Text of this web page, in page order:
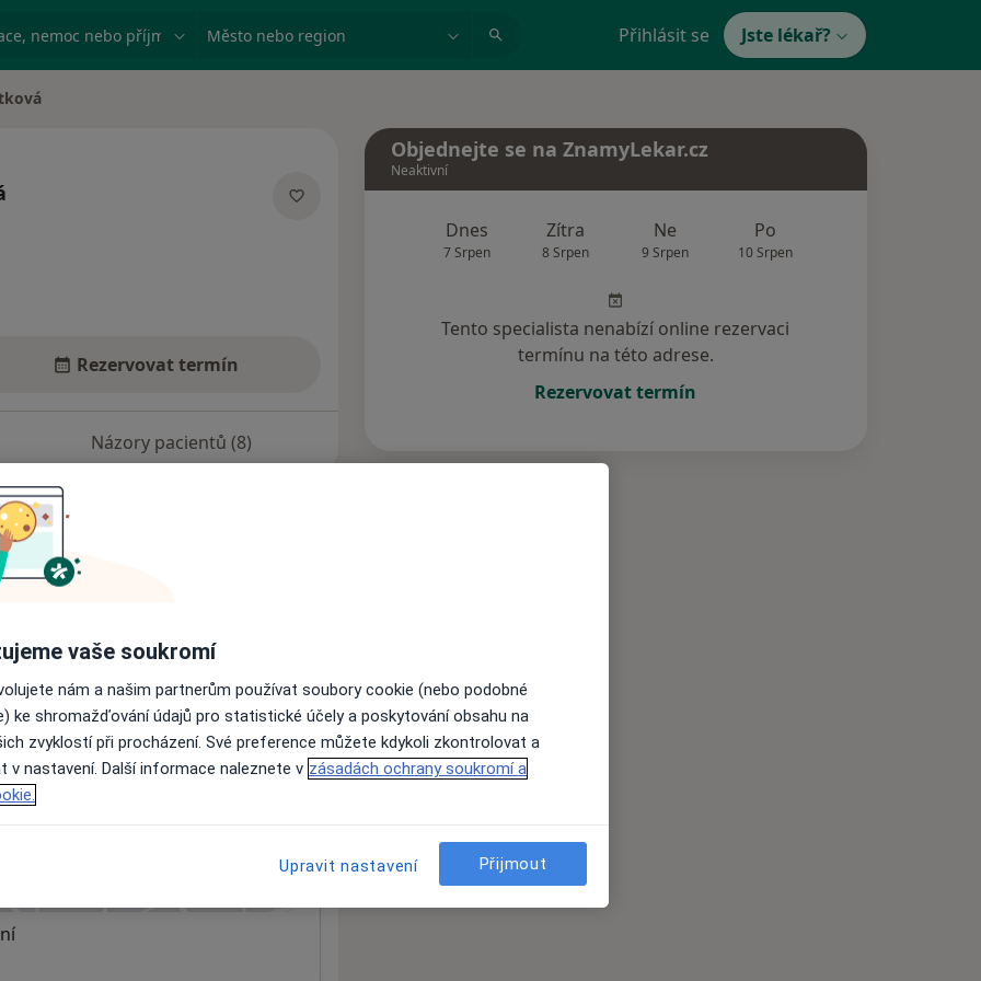
nemoc nebo příjmení Město nebo region Přihlásit se Jste lékař?
Rezervovat termín
Názory pacientů (8)
nejsou k dispozici
informace o svých službách.
Objednejte se na ZnamyLekar.cz
Neaktivní
Dnes
7 Srpen
Zítra
8 Srpen
Ne
9 Srpen
Po
10 Srpen
Tento specialista nenabízí online rezervaci
termínu na této adrese.
Rezervovat termín
vaše soukromí
nám a našim partnerům používat soubory cookie (nebo podobné
ke shromažďování údajů pro statistické účely a poskytování obsahu na
zvyklostí při procházení. Své preference můžete kdykoli zkontrolovat a
v nastavení. Další informace naleznete v zásadách ochrany soukromí a
Upravit nastavení Přijmout